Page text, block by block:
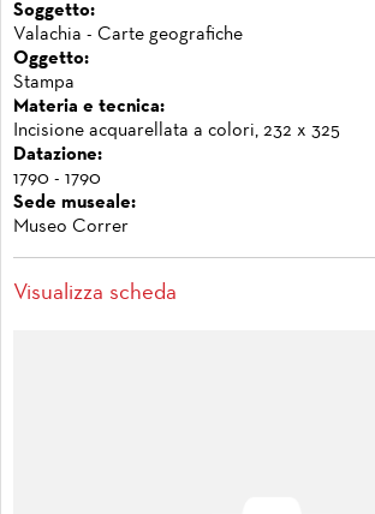
Soggetto:
Valachia - Carte geografiche
Oggetto:
Stampa
Materia e tecnica:
Incisione acquarellata a colori, 232 x 325
Datazione:
1790 - 1790
Sede museale:
Museo Correr
Visualizza scheda